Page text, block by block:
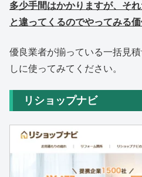
多少手間はかかりますが、そ
と違ってくるのでやってみる
優良業者が揃っている一括見
しに使ってみてください。
リショップナビ